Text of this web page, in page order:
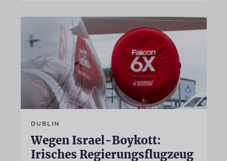
DUBLIN
Wegen Israel-Boykott:
Irisches Regierungsflugzeug